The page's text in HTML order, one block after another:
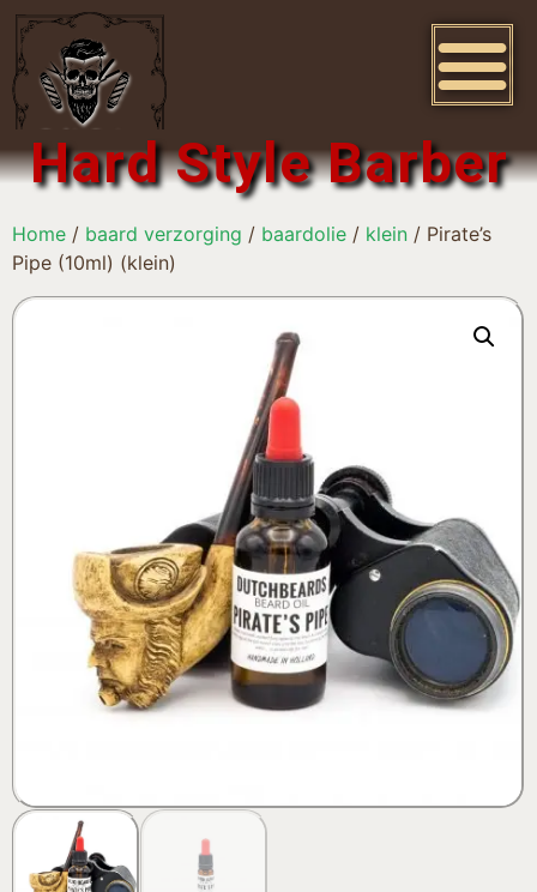
Hard Style Barber
Home / baard verzorging / baardolie / klein / Pirate’s
Pipe (10ml) (klein)